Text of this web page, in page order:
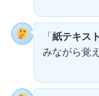
「紙テキス
みながら覚